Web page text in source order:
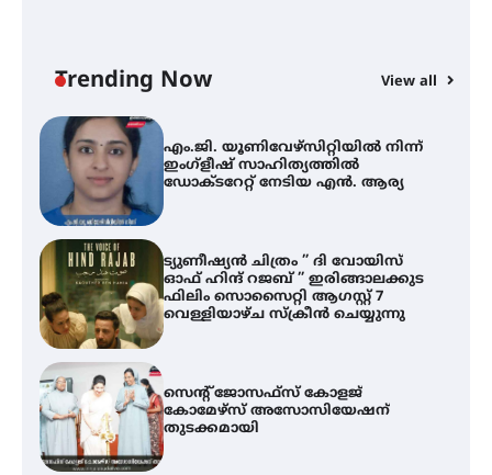
Trending Now View all
ട്യുണീഷ്യൻ ചിത്രം ” ദി വോയിസ്
ഓഫ് ഹിന്ദ് റജബ് ” ഇരിങ്ങാലക്കുട
ഫിലിം സൊസൈറ്റി ആഗസ്റ്റ് 7
വെള്ളിയാഴ്ച സ്‌ക്രീൻ ചെയ്യുന്നു
സെന്റ് ജോസഫ്സ് കോളജ്
കോമേഴ്‌സ് അസോസിയേഷന്
തുടക്കമായി
കോമേഴ്സ് എക്സ്പോയുമായി
എസ് എൻ ഹയർ സെക്കൻഡറി
വിദ്യാർത്ഥികൾ